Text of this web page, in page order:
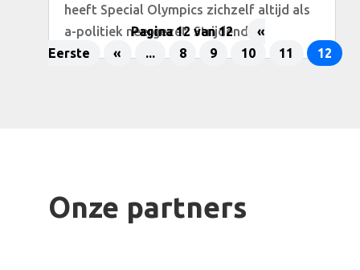
heeft Special Olympics zichzelf altijd als
a-politiek neergezet. Strijdend...
Pagina 12 van 12
«
Eerste
« ... 8 9 10 11 12
Onze partners